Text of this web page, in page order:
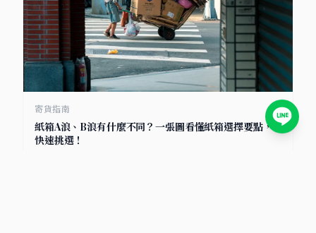
寄貨指南
紙箱A浪、B浪有什麼不同？一張圖看懂紙箱選擇要點，
快速挑選！